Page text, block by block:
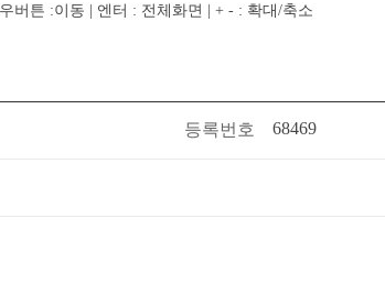
버튼 :이동 | 엔터 : 전체화면 | + - : 확대/축소
등록번호 68469